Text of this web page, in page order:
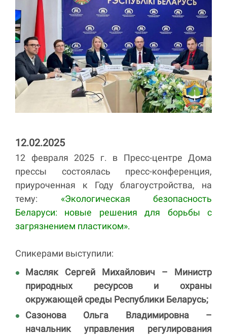
12.02.2025
12 февраля 2025 г. в Пресс-центре Дома
прессы состоялась пресс-конференция,
приуроченная к Году благоустройства, на
тему: «Экологическая безопасность
Беларуси: новые решения для борьбы с
загрязнением пластиком».
Спикерами выступили:
Масляк Сергей Михайлович – Министр
природных ресурсов и охраны
окружающей среды Республики Беларусь;
Сазонова Ольга Владимировна–
начальник управления регулирования